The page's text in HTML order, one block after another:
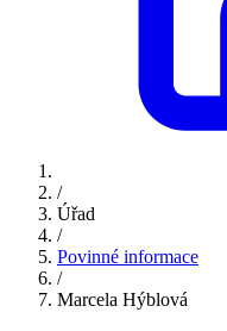
/
Úřad
/
Povinné informace
/
Marcela Hýblová